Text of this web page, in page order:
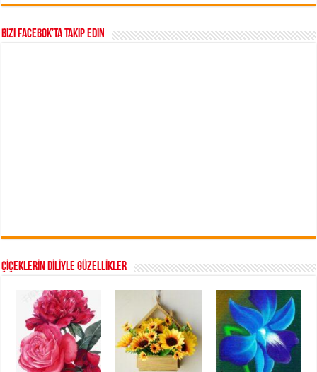
Bizi Facebok’ta takip edin
ÇİÇEKLERİN DİLİYLE GÜZELLİKLER